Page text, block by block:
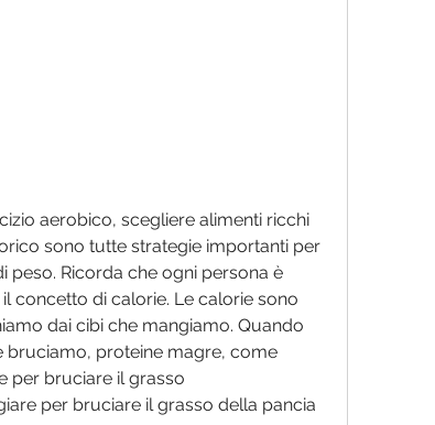
sono tutte strategie importanti per
peso. Ricorda che ogni persona è
concetto di calorie. Le calorie sono
dai cibi che mangiamo. Quando
proteine magre, come
per bruciare il grasso
per bruciare il grasso della pancia